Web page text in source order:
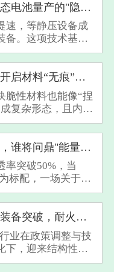
等静压技术：固态电池量产的"隐形冠军"
速，等静压设备成
备。这项技术基于
液体介质从各向均
料致密成型——传
难以替代其精准控
界面接触的独特价
冷等静压技术：开启材料“无痕”成型新时代
脆性材料也能像“捏
复杂形态，且内部
非科幻，而是冷等
在创造的行业现
域的核心工艺，
势，在多个高科技
硅碳负极：2026，谁将问鼎"能量之王"？
率突破50%，当
标配，一场关于电
竞赛正在打响。传
372mAh/g的理论极
4200mAh/g的超高
开高能量密度时代
光伏政策倒逼与装备突破，耐火材料行业加速高端化
业在政策调整与技
下，迎来结构性升
等高端装备成为破